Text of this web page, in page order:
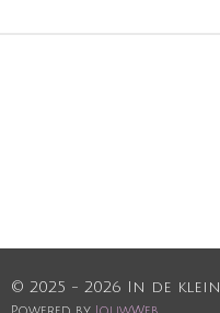
© 2025 - 2026 In de